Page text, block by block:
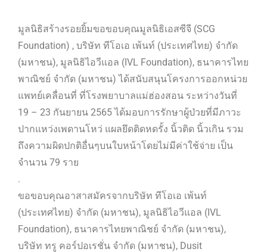
มูลนิธิสร้างรอยยิ้มขอขอบคุณมูลนิธิเอสซีจี (SCG
Foundation) , บริษัท ทีโอเอ เพ้นท์ (ประเทศไทย) จำกัด
(มหาชน), มูลนิธิไอวีแอล (IVL Foundation), ธนาคารไทย
พาณิชย์ จำกัด (มหาชน) ได้สนับสนุนโครงการออกหน่วย
แพทย์เคลื่อนที่ ที่โรงพยาบาลแม่ฮ่องสอน ระหว่างวันที่
19 – 23 กันยายน 2565 ได้มอบการรักษาผู้ป่วยที่มีภาวะ
ปากแหว่งเพดานโหว่ แผลยึดติดหดรั้ง นิ้วติด นิ้วเกิน รวม
ถึงความผิดปกติอื่นๆบนใบหน้าโดยไม่มีค่าใช้จ่าย เป็น
จำนวน 79 ราย
.
ขอขอบคุณอาสาสมัครจากบริษัท ทีโอเอ เพ้นท์
(ประเทศไทย) จำกัด (มหาชน), มูลนิธิไอวีแอล (IVL
Foundation), ธนาคารไทยพาณิชย์ จำกัด (มหาชน),
บริษัท ทรู คอร์ปอเรชั่น จำกัด (มหาชน), Dusit